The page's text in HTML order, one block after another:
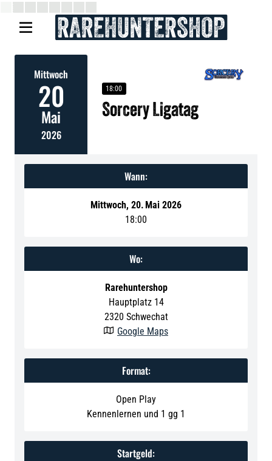

Mittwoch
20
Mai
2026
18:00
Sorcery Ligatag
Wann:
Mittwoch, 20. Mai 2026
18:00
Wo:
Rarehuntershop
Hauptplatz 14
2320 Schwechat
 Google Maps
Format:
Open Play
Kennenlernen und 1 gg 1
Startgeld: